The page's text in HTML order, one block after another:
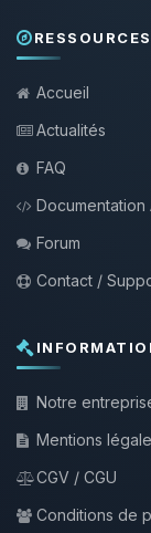
Accueil
Actualités
FAQ
Documentation
Forum
Contact /
Notre
Mentions
CGV / CGU
Conditions de